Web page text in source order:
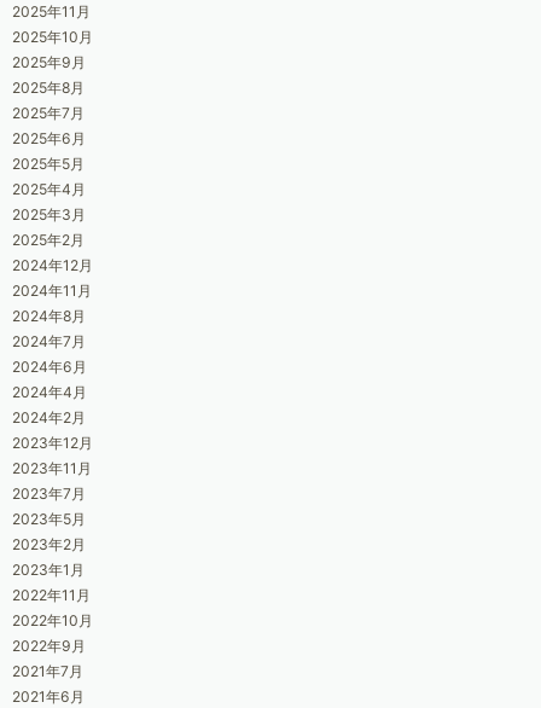
2025年11月
2025年10月
2025年9月
2025年8月
2025年7月
2025年6月
2025年5月
2025年4月
2025年3月
2025年2月
2024年12月
2024年11月
2024年8月
2024年7月
2024年6月
2024年4月
2024年2月
2023年12月
2023年11月
2023年7月
2023年5月
2023年2月
2023年1月
2022年11月
2022年10月
2022年9月
2021年7月
2021年6月